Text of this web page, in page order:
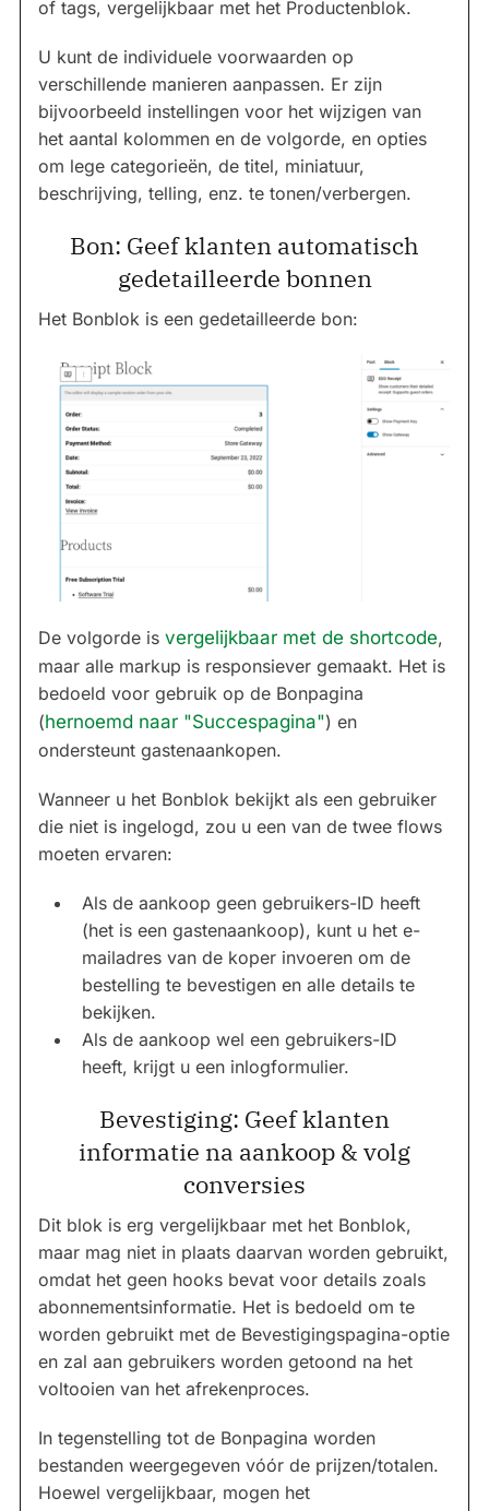
of tags, vergelijkbaar met het Productenblok.
U kunt de individuele voorwaarden op
verschillende manieren aanpassen. Er zijn
bijvoorbeeld instellingen voor het wijzigen van
het aantal kolommen en de volgorde, en opties
om lege categorieën, de titel, miniatuur,
beschrijving, telling, enz. te tonen/verbergen.
Bon: Geef klanten automatisch
gedetailleerde bonnen
Het Bonblok is een gedetailleerde bon:
De volgorde is vergelijkbaar met de shortcode,
maar alle markup is responsiever gemaakt. Het is
bedoeld voor gebruik op de Bonpagina
(hernoemd naar "Succespagina") en
ondersteunt gastenaankopen.
Wanneer u het Bonblok bekijkt als een gebruiker
die niet is ingelogd, zou u een van de twee flows
moeten ervaren:
Als de aankoop geen gebruikers-ID heeft
(het is een gastenaankoop), kunt u het e-
mailadres van de koper invoeren om de
bestelling te bevestigen en alle details te
bekijken.
Als de aankoop wel een gebruikers-ID
heeft, krijgt u een inlogformulier.
Bevestiging: Geef klanten
informatie na aankoop & volg
conversies
Dit blok is erg vergelijkbaar met het Bonblok,
maar mag niet in plaats daarvan worden gebruikt,
omdat het geen hooks bevat voor details zoals
abonnementsinformatie. Het is bedoeld om te
worden gebruikt met de Bevestigingspagina-optie
en zal aan gebruikers worden getoond na het
voltooien van het afrekenproces.
In tegenstelling tot de Bonpagina worden
bestanden weergegeven vóór de prijzen/totalen.
Hoewel vergelijkbaar, mogen het